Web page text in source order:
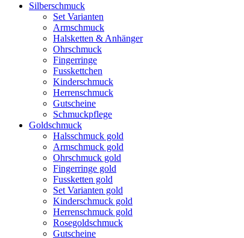
Silberschmuck
Set Varianten
Armschmuck
Halsketten & Anhänger
Ohrschmuck
Fingerringe
Fusskettchen
Kinderschmuck
Herrenschmuck
Gutscheine
Schmuckpflege
Goldschmuck
Halsschmuck gold
Armschmuck gold
Ohrschmuck gold
Fingerringe gold
Fussketten gold
Set Varianten gold
Kinderschmuck gold
Herrenschmuck gold
Rosegoldschmuck
Gutscheine